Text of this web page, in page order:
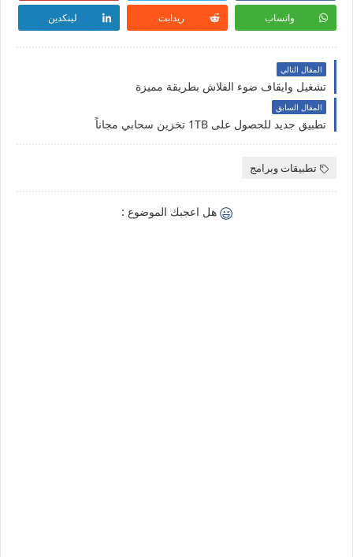
واتساب ريدايت لينكدين
المقال التالي
تشغيل وايقاف ضوء الفلاش بطريقة مميزة
المقال السابق
تطبيق جديد للحصول على 1TB تخزين سحابي مجاناً
تطبيقات وبرامج
هل اعجبك الموضوع :